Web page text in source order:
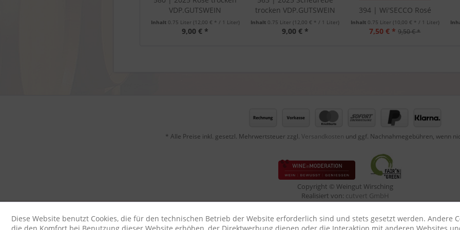
VDP.GUTSWEIN
Inhalt 0.75 Liter (12,00 € * / 1 Liter)
9,00 € *
trocken VDP.GUTSWEIN
Inhalt 0.75 Liter(12,00 € * / 1 Liter)
9,00 € *
394 | Wi'SECCO Rosé
Inhalt 0.75 Liter (10,00 € * / 1 Liter)
7,50 € * 9,50 € *
* Alle Preise inkl. gesetzl. Mehrwertsteuer zzgl. Versandkosten und ggf. Nachnahmegebühren, wenn
Copyright © Weingut Wirsching
Realisiert von: cutvert GmbH
Diese Website benutzt Cookies, die für den technischen Betrieb der Website erforderlich sind und stets gesetzt werden. Andere